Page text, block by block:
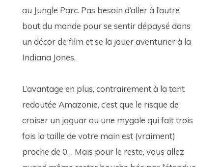
au Jungle Parc. Pas besoin d’aller à l’autre
bout du monde pour se sentir dépaysé dans
un décor de film et se la jouer aventurier à la
Indiana Jones.
L’avantage en plus, contrairement à la tant
redoutée Amazonie, c’est que le risque de
croiser un jaguar ou une mygale qui fait trois
fois la taille de votre main est (vraiment)
proche de 0… Mais pour le reste, vous allez